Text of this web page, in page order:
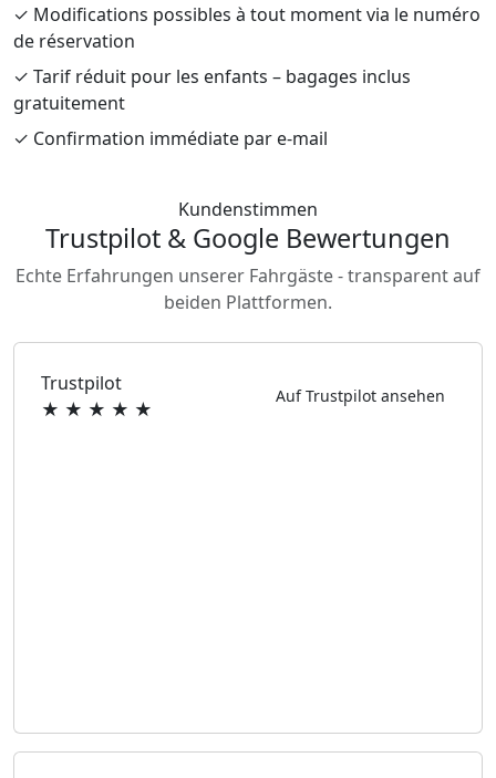
✓ Modifications possibles à tout moment via le numéro
de réservation
✓ Tarif réduit pour les enfants – bagages inclus
gratuitement
✓ Confirmation immédiate par e-mail
Kundenstimmen
Trustpilot & Google Bewertungen
Echte Erfahrungen unserer Fahrgäste - transparent auf
beiden Plattformen.
Trustpilot
★ ★ ★ ★ ★
Auf Trustpilot ansehen